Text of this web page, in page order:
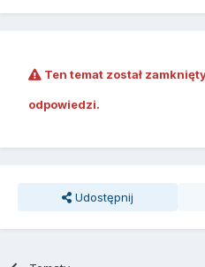
Ten temat został
odpowiedzi.
Udostępnij